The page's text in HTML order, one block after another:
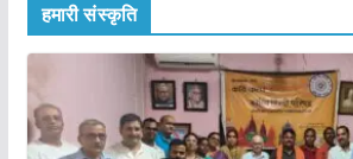
हमारी संस्कृति